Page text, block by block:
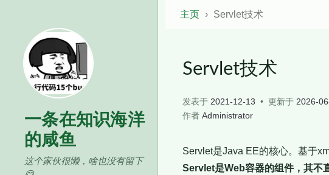
一条在知识海洋
的咸鱼
这个家伙很懒，啥也没有留下
主页 Servlet技术
Servlet技术
发表于 2021-12-13 更新于 2026-
作者 Administrator
Servlet是Java EE的核心。基于
Servlet是Web容器的组件，其不